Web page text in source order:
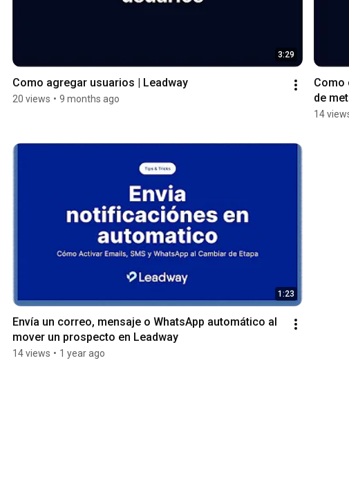
3:29
Como agregar usuarios | Leadway
20 views • 9 months ago
Como
de
14
1:23
Envía un correo, mensaje o WhatsApp automático al
mover un prospecto en Leadway
14 views • 1 year ago